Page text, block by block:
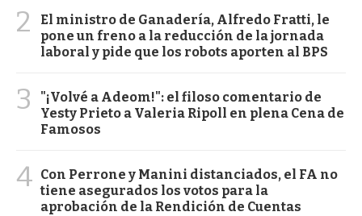
2
El ministro de Ganadería, Alfredo Fratti, le
pone un freno a la reducción de la jornada
laboral y pide que los robots aporten al BPS
3
"¡Volvé a Adeom!": el filoso comentario de
Yesty Prieto a Valeria Ripoll en plena Cena de
Famosos
4 Con Perrone y Manini distanciados, el FA no
tiene asegurados los votos para la
aprobación de la Rendición de Cuentas